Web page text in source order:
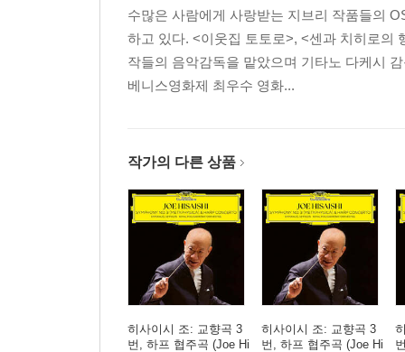
수많은 사람에게 사랑받는 지브리 작품들의
하고 있다. <이웃집 토토로>, <센과 치히로의
작들의 음악감독을 맡았으며 기타노 다케시
베니스영화제 최우수 영화...
작가의 다른 상품
히사이시 조: 교향곡 3
번, 하프 협주곡 (Joe Hi
히사이시 조: 교향곡 3
번, 하프 협주곡 (Joe Hi